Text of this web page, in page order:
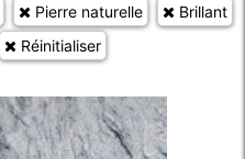
Pierre naturelle
Brillant
Réinitialiser